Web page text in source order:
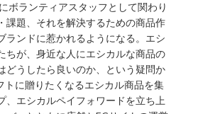
ボランティアスタッフとして関わり
課題、それを解決するための商品作
ランドに惹かれるようになる。エシ
ちが、身近な人にエシカルな商品の
どうしたら良いのか、という疑問か
トに贈りたくなるエシカル商品を集
、エシカルペイフォワードを立ち上